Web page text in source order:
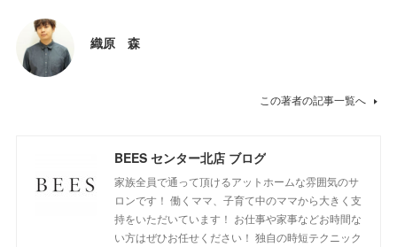
織原 森
この著者の記事一覧へ
BEES センター北店 ブログ
家族全員で通って頂けるアットホームな雰囲気のサ
ロンです！ 働くママ、子育て中のママから大きく支
持をいただいています！ お仕事や家事などお時間な
い方はぜひお任せください！ 独自の時短テクニック